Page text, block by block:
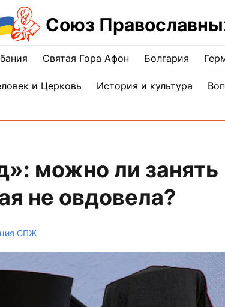
Союз
Святая Гора Афон Болгария
и Церковь История и культура
можно ли занять
не овдовела?
СПЖ